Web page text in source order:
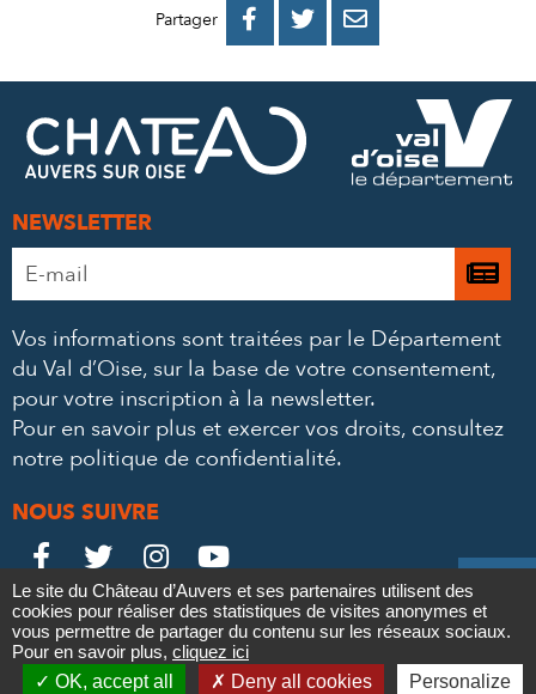
Contact

Partager 
PARTAGER
FACEBOOK
PARTAGER
PARTAGER
MAIL
NEWSLETTER
Adresse
e-
*
Je
à
Vos informations sont traitées par le Département
du Val d’Oise, sur la base de votre consentement,
pour votre inscription à la newsletter.
Pour en savoir plus et exercer vos droits, consultez
notre politique de confidentialité.
NOUS SUIVRE
Le
Château
sur

Le
Château
sur

Le
Château
sur

Le
Château
sur

Mentions légales Politique de confidentialité
Crédits
Partenaires & Mécènes
Recrutement
Plan du site
Le site du Château d’Auvers et ses partenaires utilisent des
cookies pour réaliser des statistiques de visites anonymes et
vous permettre de partager du contenu sur les réseaux sociaux.
Pour en savoir plus, cliquez ici
OK, accept all
Deny all cookies Personalize